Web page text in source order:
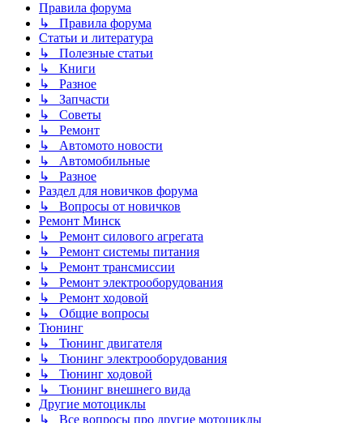
Правила форума
↳ Правила форума
Статьи и литература
↳ Полезные статьи
↳ Книги
↳ Разное
↳ Запчасти
↳ Советы
↳ Ремонт
↳ Автомото новости
↳ Автомобильные
↳ Разное
Раздел для новичков форума
↳ Вопросы от новичков
Ремонт Минск
↳ Ремонт силового агрегата
↳ Ремонт системы питания
↳ Ремонт трансмиссии
↳ Ремонт электрооборудования
↳ Ремонт ходовой
↳ Общие вопросы
Тюнинг
↳ Тюнинг двигателя
↳ Тюнинг электрооборудования
↳ Тюнинг ходовой
↳ Тюнинг внешнего вида
Другие мотоциклы
↳ Все вопросы про другие мотоциклы